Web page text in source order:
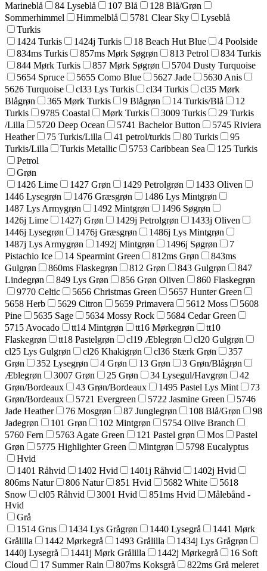
Marineblå
84 Lyseblå 107 Blå
128 Blå/Grøn
Sommerhimmel
Himmelblå 5781 Clear Sky
Lyseblå
Turkis
1424 Turkis
1424j Turkis 18 Beach Hut Blue
4 Poolside
834ms Turkis
857ms Mørk Søgrøn 813 Petrol
834 Turkis
844 Mørk Turkis
857 Mørk Søgrøn
5704 Dusty Turquoise
5654 Spruce
5655 Como Blue 5627 Jade
5630 Anis
5626 Turquoise
cl33 Lys Turkis cl34 Turkis
cl35 Mørk
Blågrøn
365 Mørk Turkis 9 Blågrøn 14 Turkis/Blå
12
Turkis
9785 Coastal Mørk Turkis 3009 Turkis
29 Turkis
/Lilla
5720 Deep Ocean 5741 Bachelor Button
5745 Riviera
Heather
75 Turkis/Lilla 41 petrol/turkis 80 Turkis
95
Turkis/Lilla
Turkis Metallic 5753 Caribbean Sea
125 Turkis
Petrol
Grøn
1426 Lime
1427 Grøn 1429 Petrolgrøn
1433 Oliven
1446 Lysegrøn
1476 Græsgrøn
1486 Lys Mintgrøn
1487 Lys Armygrøn
1492 Mintgrøn
1496 Søgrøn
1426j Lime
1427j Grøn 1429j Petrolgrøn
1433j Oliven
1446j Lysegrøn
1476j Græsgrøn
1486j Lys Mintgrøn
1487j Lys Armygrøn
1492j Mintgrøn 1496j Søgrøn
7
Pistachio Ice
14 Spearmint Green 812ms Grøn
843ms
Gulgrøn
860ms Flaskegrøn 812 Grøn 843 Gulgrøn
847
Lindegrøn
849 Lys Grøn 856 Grøn Oliven
860 Flaskegrøn
9770 Celtic
5656 Christmas Green
5657 Hunter Green
5658 Herb
5629 Citron 5659 Primavera 5612 Moss
5608
Pine
5635 Sage 5634 Mossy Rock
5684 Cedar Green
5715 Avocado
tt14 Mintgrøn tt16 Mørkegrøn
tt10
Flaskegrøn
tt18 Pastelgrøn cl19 Æblegrøn
cl20 Gulgrøn
cl25 Lys Gulgrøn
cl26 Khakigrøn cl36 Stærk Grøn
357
Grøn
352 Lysegrøn 4 Grøn 13 Grøn
3 Grøn/Blågrøn
Æblegrøn
3007 Grøn 25 Grøn 34 Lysegul/Havgrøn
42
Grøn/Bordeaux
43 Grøn/Bordeaux 1495 Pastel Lys Mint
73
Grøn/Bordeaux
5721 Evergreen 5722 Jasmine Green
5746
Jade Heather
76 Mosgrøn 87 Junglegrøn 108 Blå/Grøn
98
Jadegrøn
101 Grøn 102 Mintgrøn
5754 Olive Branch
5760 Fern
5763 Agate Green 121 Pastel grøn Mos
Pastel
Grøn
5775 Highlighter Green Mintgrøn
5798 Eucalyptus
Hvid
1401 Råhvid
1402 Hvid 1401j Råhvid
1402j Hvid
806ms Natur
806 Natur 851 Hvid 5682 White
5618
Snow
cl05 Råhvid 3001 Hvid 851ms Hvid
Målebånd -
Hvid
Grå
1514 Grus
1434 Lys Grågrøn 1440 Lysegrå
1441 Mørk
Grålilla
1442 Mørkegrå 1493 Grålilla
1434j Lys Grågrøn
1440j Lysegrå
1441j Mørk Grålilla 1442j Mørkegrå
16 Soft
Cloud
17 Summer Rain 807ms Koksgrå
822ms Grå meleret